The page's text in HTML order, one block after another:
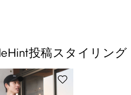
投稿スタイリング